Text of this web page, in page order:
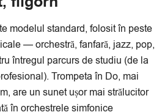
modelul standard, folosit în peste
— orchestră, fanfară, jazz, pop,
întregul parcurs de studiu (de la
Trompeta în Do, mai
are un sunet ușor mai strălucitor
în orchestrele simfonice